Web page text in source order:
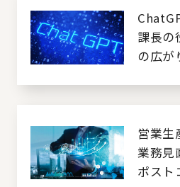
課長の
の広が
営業生
業務見
ポスト